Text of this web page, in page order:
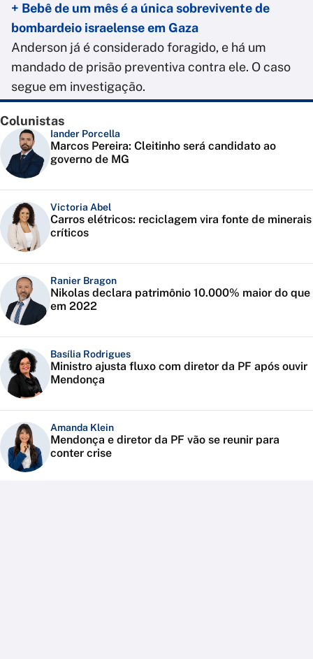
+ Bebê de um mês é a única sobrevivente de
bombardeio israelense em Gaza
Anderson já é considerado foragido, e há um
mandado de prisão preventiva contra ele. O caso
segue em investigação.
Colunistas
Iander Porcella
Marcos Pereira: Cleitinho será candidato ao
governo de MG
Victoria Abel
Carros elétricos: reciclagem vira fonte de minerais
críticos
Ranier Bragon
Nikolas declara patrimônio 10.000% maior do que
em 2022
Basília Rodrigues
Ministro ajusta fluxo com diretor da PF após ouvir
Mendonça
Amanda Klein
Mendonça e diretor da PF vão se reunir para
conter crise